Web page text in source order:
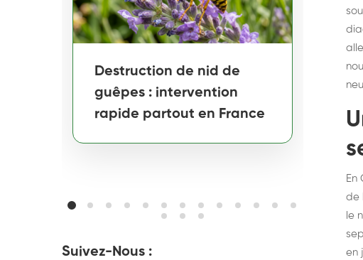
Destruction de nid de
guêpes : intervention
rapide partout en France
Suivez-Nous :
En
de
le
en